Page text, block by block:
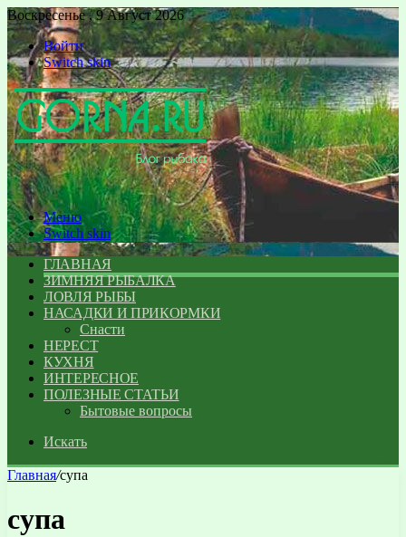
Воскресенье , 9 Август 2026
Войти
Switch skin
Меню
Switch skin
ГЛАВНАЯ
ЗИМНЯЯ РЫБАЛКА
ЛОВЛЯ РЫБЫ
НАСАДКИ И ПРИКОРМКИ
Снасти
НЕРЕСТ
КУХНЯ
ИНТЕРЕСНОЕ
ПОЛЕЗНЫЕ СТАТЬИ
Бытовые вопросы
Искать
Главная/супа
супа